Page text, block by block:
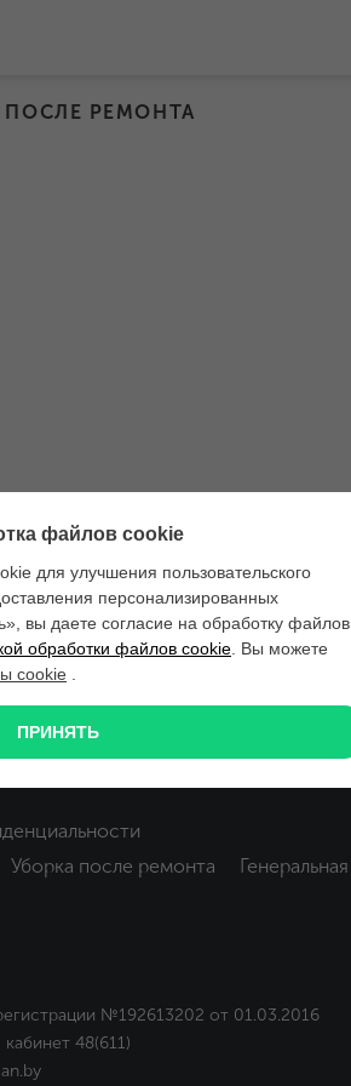
ПОСЛЕ РЕМОНТА
Уборка после ремонта
Генеральная
№192613202 от 01.03.2016
48(611)
файлов cookie
для улучшения пользовательского
персонализированных
вы даете согласие на обработку файлов
обработки файлов cookie . Вы можете
cookie
ПРИНЯТЬ